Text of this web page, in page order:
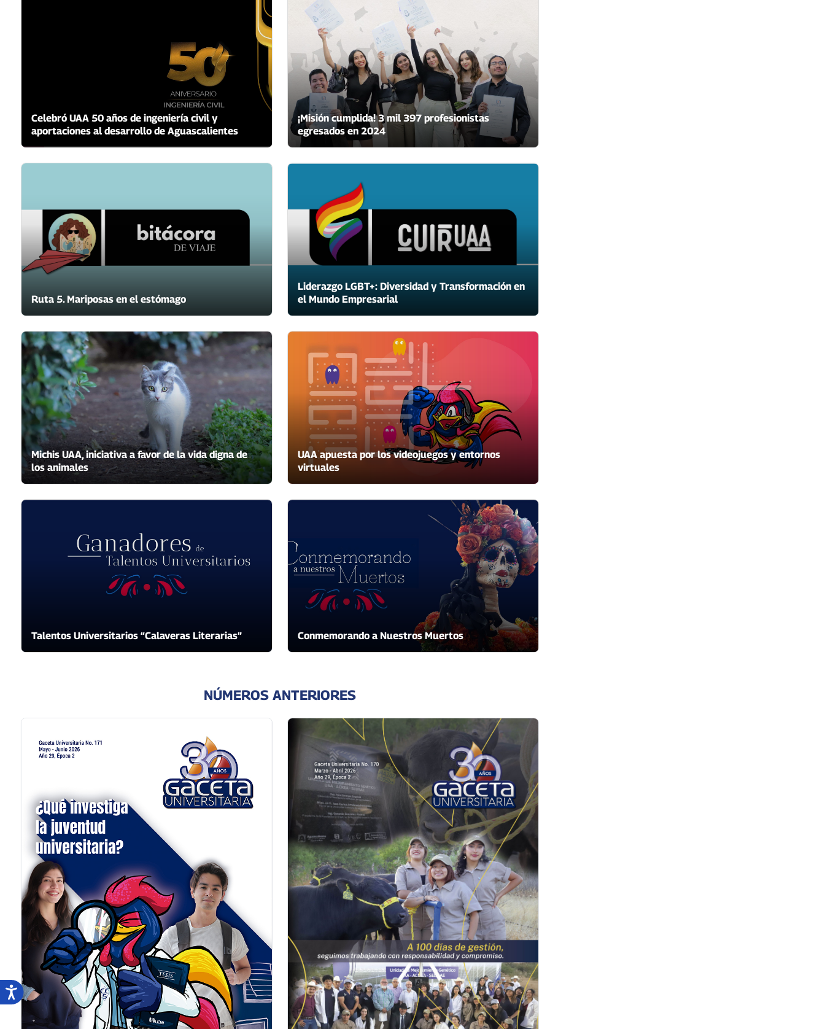
Celebró UAA 50 años de ingeniería civil y
aportaciones al desarrollo de Aguascalientes
¡Misión cumplida! 3 mil 397 profesionistas
egresados en 2024
Ruta 5. Mariposas en el estómago
Liderazgo LGBT+: Diversidad y Transformación en
el Mundo Empresarial
Michis UAA, iniciativa a favor de la vida digna de
los animales
UAA apuesta por los videojuegos y entornos
virtuales
Talentos Universitarios “Calaveras Literarias” Conmemorando a Nuestros Muertos
NÚMEROS ANTERIORES